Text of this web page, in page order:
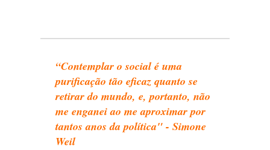
“Contemplar o social é uma
purificação tão eficaz quanto se
retirar do mundo, e, portanto, não
me enganei ao me aproximar por
tantos anos da política" - Simone
Weil